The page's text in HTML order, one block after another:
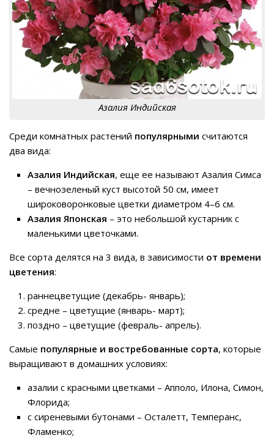
Азалия Индийская
Среди комнатных растений популярными считаются
два вида:
Азалия Индийская, еще ее называют Азалия Симса
– вечнозеленый куст высотой 50 см, имеет
широковоронковые цветки диаметром 4–6 см.
Азалия Японская – это небольшой кустарник с
маленькими цветочками.
Все сорта делятся на 3 вида, в зависимости от времени
цветения:
раннецветущие (декабрь- январь);
средне – цветущие (январь- март);
поздно – цветущие (февраль- апрель).
Самые популярные и востребованные сорта, которые
выращивают в домашних условиях:
азалии с красными цветками – Апполо, Илона, Симон,
Флорида;
с сиреневыми бутонами – Осталетт, Темперанс,
Фламенко;